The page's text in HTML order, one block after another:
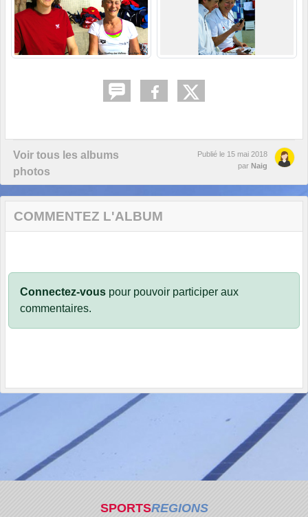
Voir tous les albums
photos
Publié le 15 mai 2018
par Naig
COMMENTEZ L'ALBUM
Connectez-vous pour pouvoir participer aux
commentaires.
SPORTSREGIONS